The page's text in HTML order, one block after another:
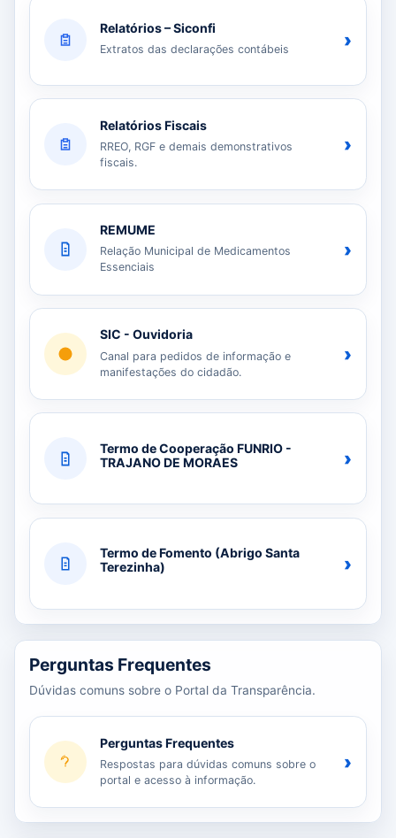
Relatórios – Siconfi
Extratos das declarações contábeis ›
Relatórios Fiscais
RREO, RGF e demais demonstrativos
fiscais.
›
REMUME
Relação Municipal de Medicamentos
Essenciais
›
SIC - Ouvidoria
Canal para pedidos de informação e
manifestações do cidadão.
›
Termo de Cooperação FUNRIO -
TRAJANO DE MORAES
›
Termo de Fomento (Abrigo Santa
Terezinha)
›
Perguntas Frequentes
Dúvidas comuns sobre o Portal da Transparência.
Perguntas Frequentes
Respostas para dúvidas comuns sobre o
portal e acesso à informação.
›